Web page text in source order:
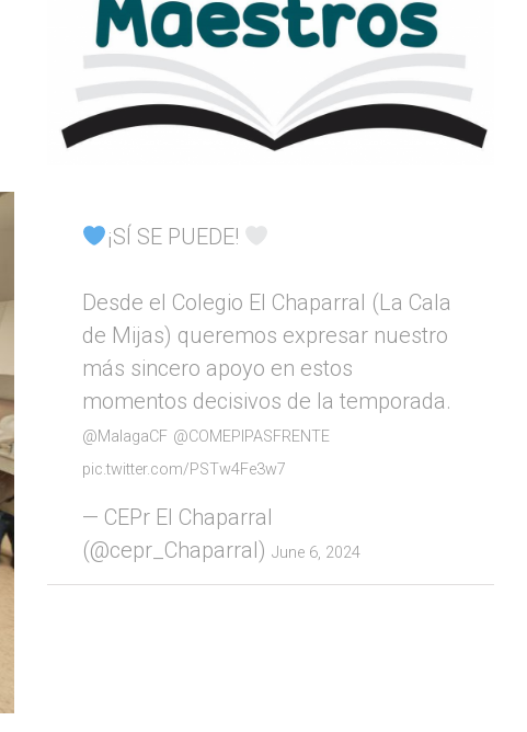
¡SÍ SE PUEDE!
Desde el Colegio El Chaparral (La Cala
de Mijas) queremos expresar nuestro
más sincero apoyo en estos
momentos decisivos de la temporada.
@MalagaCF @COMEPIPASFRENTE
pic.twitter.com/PSTw4Fe3w7
— CEPr El Chaparral
(@cepr_Chaparral) June 6, 2024